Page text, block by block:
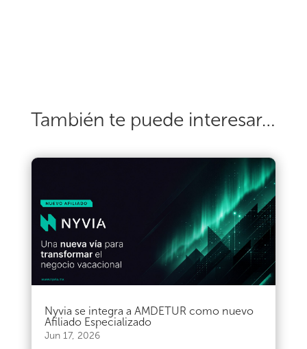
También te puede interesar…
Nyvia se integra a AMDETUR como nuevo
Afiliado Especializado
Jun 17, 2026